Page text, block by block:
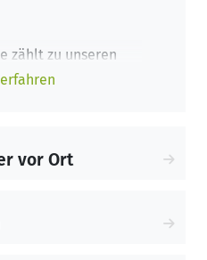
zählt zu unseren
die wir
Klinik Bad Trissl
Behandlung Ihrer
vor Ort